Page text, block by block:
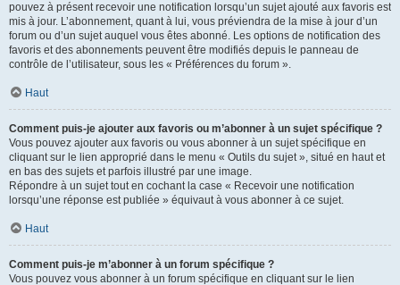
pouvez à présent recevoir une notification lorsqu’un sujet ajouté aux favoris est
mis à jour. L’abonnement, quant à lui, vous préviendra de la mise à jour d’un
forum ou d’un sujet auquel vous êtes abonné. Les options de notification des
favoris et des abonnements peuvent être modifiés depuis le panneau de
contrôle de l’utilisateur, sous les « Préférences du forum ».
Haut
Comment puis-je ajouter aux favoris ou m’abonner à un sujet spécifique ?
Vous pouvez ajouter aux favoris ou vous abonner à un sujet spécifique en
cliquant sur le lien approprié dans le menu « Outils du sujet », situé en haut et
en bas des sujets et parfois illustré par une image.
Répondre à un sujet tout en cochant la case « Recevoir une notification
lorsqu’une réponse est publiée » équivaut à vous abonner à ce sujet.
Haut
Comment puis-je m’abonner à un forum spécifique ?
Vous pouvez vous abonner à un forum spécifique en cliquant sur le lien